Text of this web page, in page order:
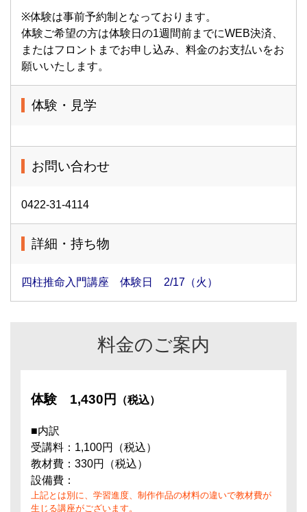
※体験は事前予約制となっております。
体験ご希望の方は体験日の1週間前までにWEB決済、
またはフロントまでお申し込み、料金のお支払いをお
願いいたします。
体験・見学
お問い合わせ
0422-31-4114
詳細・持ち物
四柱推命入門講座 体験日 2/17（火）
料金のご案内
体験 1,430円 （税込）
■内訳
受講料：1,100円（税込）
教材費：330円（税込）
設備費：
上記とは別に、学習進度、制作作品の材料の違いで教材費が
生じる講座がございます。